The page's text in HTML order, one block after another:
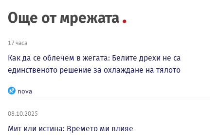
Още от мрежата
17 часа
Как да се облечем в жегата: Белите дрехи не са
единственото решение за охлаждане на тялото
nova
08.10.2025
Мит или истина: Времето ми влияе